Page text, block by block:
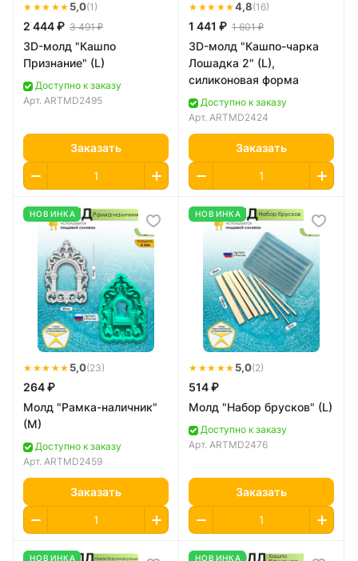
★★★★★ 5,0(1)
2 444 ₽ 3 491 ₽
3D-молд "Кашпо
Признание" (L)
Доступно к заказу
Арт. ARTMD2495
Заказать
★★★★★4,8(16)
1 441 ₽ 1 601 ₽
3D-молд "Кашпо-чарка
Лошадка 2" (L),
силиконовая форма
Доступно к заказу
Арт. ARTMD2424
Заказать
НОВИНКА
★★★★★ 5,0(23)
264 ₽
Молд "Рамка-наличник"
(M)
Доступно к заказу
Арт. ARTMD2459
Заказать
НОВИНКА
★★★★★ 5,0(2)
514 ₽
Молд "Набор брусков" (L)
Доступно к заказу
Арт. ARTMD2476
Заказать
НОВИНКА НОВИНКА